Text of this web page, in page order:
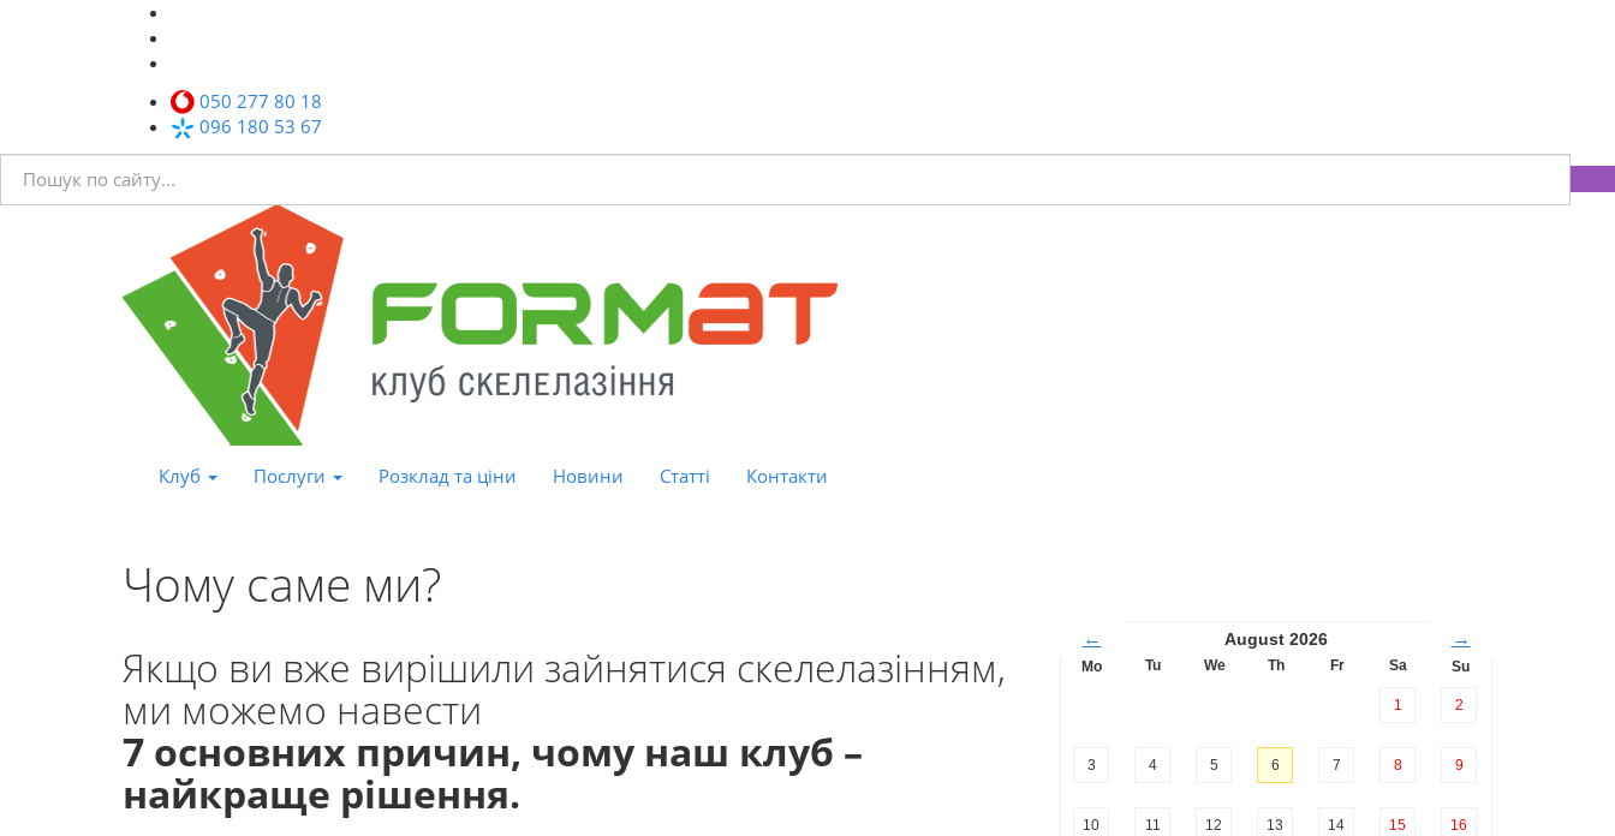
050 277 80 18
096 180 53 67
Клуб Послуги Розклад та ціни Новини Статті Контакти
Чому саме ми?
Якщо ви вже вирішили зайнятися скелелазінням,
ми можемо навести
7 основних причин, чому наш клуб –
найкраще рішення.
← August 2026 →
Mo Tu We Th Fr Sa Su
1 2
3 4 5 6 7 8 9
10 11 12 13 14 15 16